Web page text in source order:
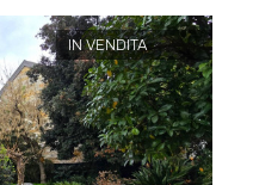
IN VENDITA